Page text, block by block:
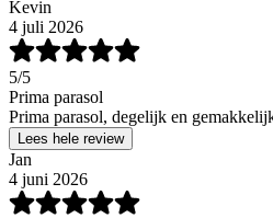
Kevin
4 juli 2026
5/5
Prima parasol
Prima parasol, degelijk en
Lees hele review
Jan
4 juni 2026